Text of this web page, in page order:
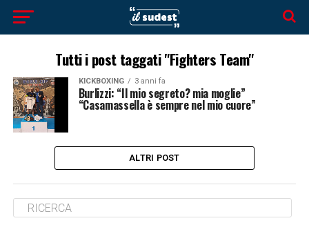
Tutti i post taggati "Fighters Team"
KICKBOXING 3 anni fa
Burlizzi: “Il mio segreto? mia moglie”
“Casamassella è sempre nel mio cuore”
ALTRI POST